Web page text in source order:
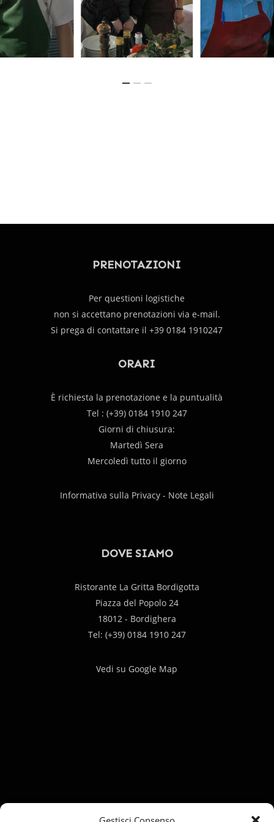
PRENOTAZIONI
Per questioni logistiche
non si accettano prenotazioni via e-mail.
Si prega di contattare il +39 0184 1910247
ORARI
È richiesta la prenotazione e la puntualità
Tel : (+39) 0184 1910 247
Giorni di chiusura:
Martedì Sera
Mercoledì tutto il giorno
Informativa sulla Privacy - Note Legali
DOVE SIAMO
Ristorante La Gritta Bordigotta
Piazza del Popolo 24
18012 - Bordighera
Tel: (+39) 0184 1910 247
Vedi su Google Map